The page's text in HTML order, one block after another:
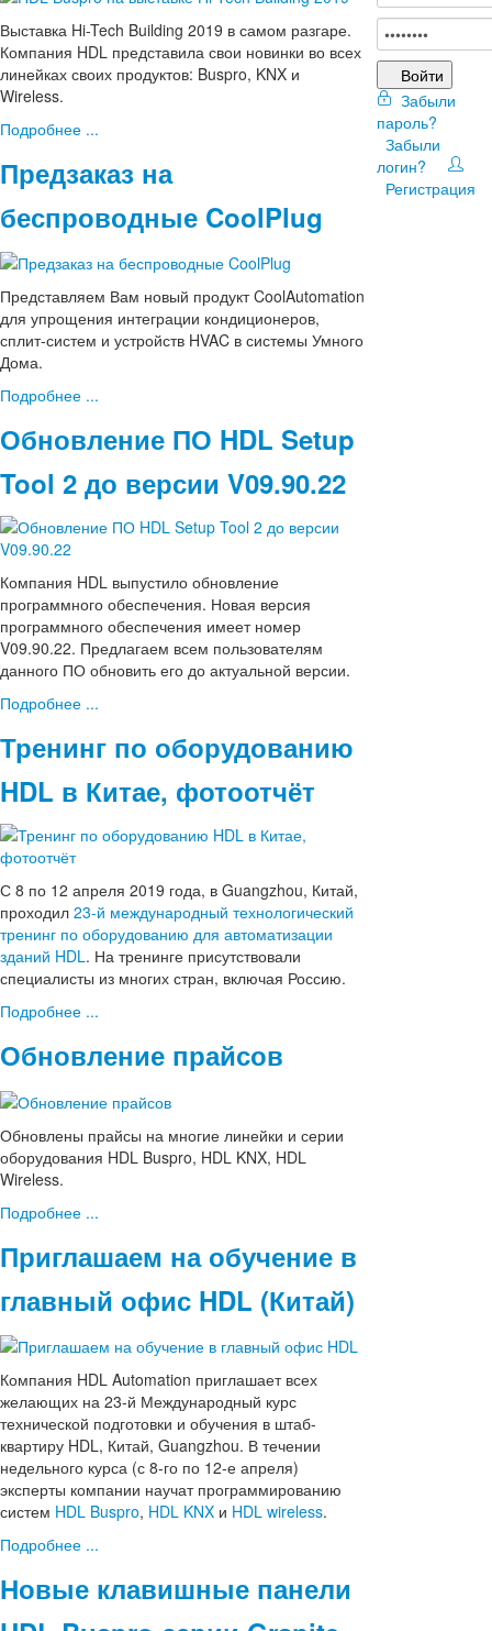
Выставка Hi-Tech Building 2019 в самом разгаре.
Компания HDL представила свои новинки во всех
линейках своих продуктов: Buspro, KNX и
Wireless.
Подробнее ...
Предзаказ на
беспроводные CoolPlug
Представляем Вам новый продукт CoolAutomation
для упрощения интеграции кондиционеров,
сплит-систем и устройств HVAC в системы Умного
Дома.
Подробнее ...
Обновление ПО HDL Setup
Tool 2 до версии V09.90.22
Компания HDL выпустило обновление
программного обеспечения. Новая версия
программного обеспечения имеет номер
V09.90.22. Предлагаем всем пользователям
данного ПО обновить его до актуальной версии.
Подробнее ...
Тренинг по оборудованию
HDL в Китае, фотоотчёт
С 8 по 12 апреля 2019 года, в Guangzhou, Китай,
проходил 23-й международный технологический
тренинг по оборудованию для автоматизации
зданий HDL. На тренинге присутствовали
специалисты из многих стран, включая Россию.
Подробнее ...
Обновление прайсов
Обновлены прайсы на многие линейки и серии
оборудования HDL Buspro, HDL KNX, HDL
Wireless.
Подробнее ...
Приглашаем на обучение в
главный офис HDL (Китай)
Компания HDL Automation приглашает всех
желающих на 23-й Международный курс
технической подготовки и обучения в штаб-
квартиру HDL, Китай, Guangzhou. В течении
недельного курса (с 8-го по 12-е апреля)
эксперты компании научат программированию
систем HDL Buspro, HDL KNX и HDL wireless.
Подробнее ...
Новые клавишные панели
Войти
Забыли
пароль?
Забыли
логин?
Регистрация